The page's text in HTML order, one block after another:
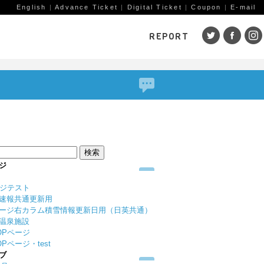
English |Advance Ticket | Digital Ticket |Coupon | E-mail
REPORT
SKI AREAS
五竜・47
野沢温泉
テスト
報共通更新用
ジ右カラム積雪情報更新日用（日英共通）
泉施設
ページ
ページ・test